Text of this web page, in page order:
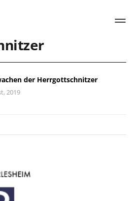
der Herrgottschnitzer
2019